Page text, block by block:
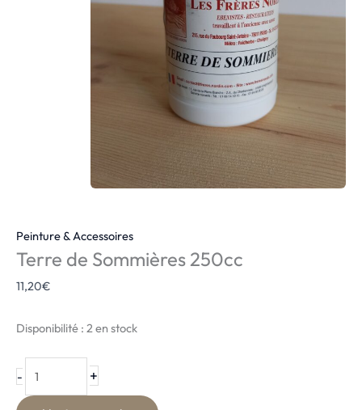
Peinture & Accessoires
Terre de Sommières 250cc
11,20€
Disponibilité : 2 en stock
- +